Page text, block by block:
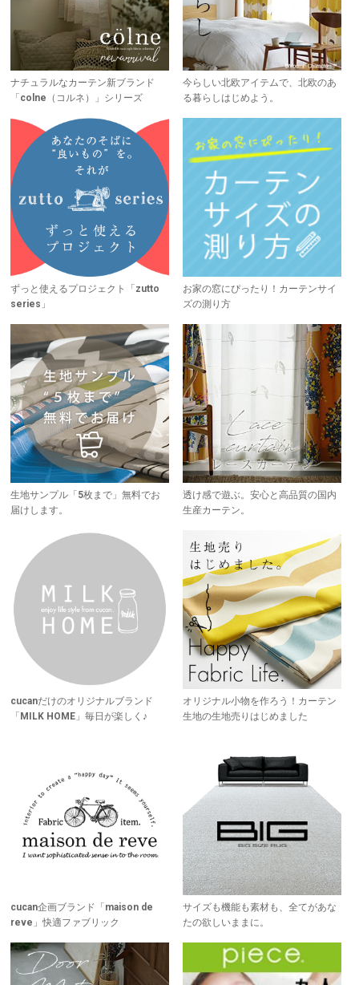
ナチュラルなカーテン新ブランド
「colne（コルネ）」シリーズ
今らしい北欧アイテムで、北欧のあ
る暮らしはじめよう。
ずっと使えるプロジェクト「zutto
series」
お家の窓にぴったり！カーテンサイ
ズの測り方
生地サンプル「5枚まで」無料でお
届けします。
透け感で遊ぶ。安心と高品質の国内
生産カーテン。
cucanだけのオリジナルブランド
「MILK HOME」毎日が楽しく♪
オリジナル小物を作ろう！カーテン
生地の生地売りはじめました
cucan企画ブランド「maison de
reve」快適ファブリック
サイズも機能も素材も、全てがあな
たの欲しいままに。